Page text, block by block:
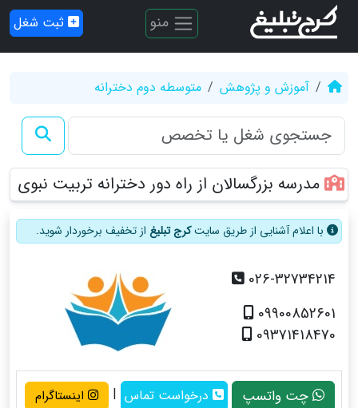
منو ثبت شغل
آموزش و پژوهش متوسطه دوم دخترانه
مدرسه بزرگسالان از راه دور دخترانه تربیت نبوی
با اعلام آشنایی از طریق سایتکرج تبلیغ از تخفیف برخوردار شوید.
026-32734214
09900852601
09371418470
چت واتسپ درخواست تماس | اینستاگرام